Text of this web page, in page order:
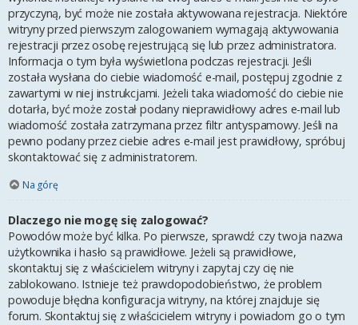
przyczyną, być może nie została aktywowana rejestracja. Niektóre
witryny przed pierwszym zalogowaniem wymagają aktywowania
rejestracji przez osobę rejestrującą się lub przez administratora.
Informacja o tym była wyświetlona podczas rejestracji. Jeśli
została wysłana do ciebie wiadomość e-mail, postępuj zgodnie z
zawartymi w niej instrukcjami. Jeżeli taka wiadomość do ciebie nie
dotarła, być może został podany nieprawidłowy adres e-mail lub
wiadomość została zatrzymana przez filtr antyspamowy. Jeśli na
pewno podany przez ciebie adres e-mail jest prawidłowy, spróbuj
skontaktować się z administratorem.
Na górę
Dlaczego nie mogę się zalogować?
Powodów może być kilka. Po pierwsze, sprawdź czy twoja nazwa
użytkownika i hasło są prawidłowe. Jeżeli są prawidłowe,
skontaktuj się z właścicielem witryny i zapytaj czy cię nie
zablokowano. Istnieje też prawdopodobieństwo, że problem
powoduje błędna konfiguracja witryny, na której znajduje się
forum. Skontaktuj się z właścicielem witryny i powiadom go o tym